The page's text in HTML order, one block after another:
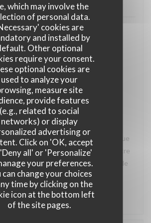
which may involve the
of personal data.
cookies are
and installed by
Other optional
require your consent.
optional cookies are
used to analyze your
measure site
provide features
(e.g., related to social
networks) or display
advertising or
Click on 'OK, accept
all' or 'Personalize'
your preferences.
can change your choices
time by clicking on the
icon at the bottom left
of the site pages.
personnel avec expertise, tres
esprit! Cuisine simple et raffiné au
Location charmante, pour un
de retourner plusieur fois. Je
Lilashas replied to this review
recevons vos compliments avec
Nous sommes ravis que vous ayez
des lieux, la qualité de la cuisine ainsi que
et la gentillesse de notre équipe. Votre
à la fois simple, raffinée et pleine de
l’esprit que nous souhaitons
Nous aurons grand plaisir à vous
à La Closerie des Lilas ✨